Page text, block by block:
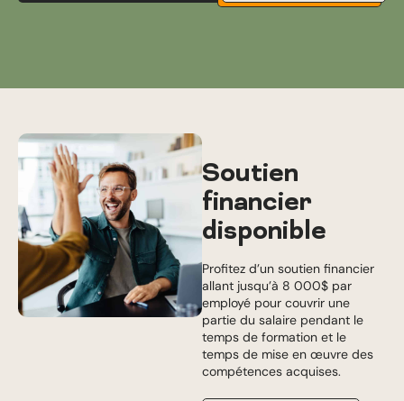
Soutien
financier
disponible
Profitez d’un soutien financier
allant jusqu’à 8 000$ par
employé pour couvrir une
partie du salaire pendant le
temps de formation et le
temps de mise en œuvre des
compétences acquises.